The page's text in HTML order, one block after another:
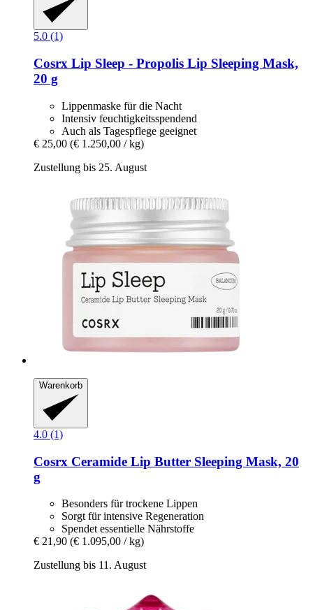
5.0 (1)
Cosrx Lip Sleep -​ Propolis Lip Sleeping Mask,
20 g
Lippenmaske für die Nacht
Intensiv feuchtigkeitsspendend
Auch als Tagespflege geeignet
€ 25,00 (€ 1.250,00 / kg)
Zustellung bis 25. August
Warenkorb
4.0 (1)
Cosrx Ceramide Lip Butter Sleeping Mask, 20
g
Besonders für trockene Lippen
Sorgt für intensive Regeneration
Spendet essentielle Nährstoffe
€ 21,90 (€ 1.095,00 / kg)
Zustellung bis 11. August